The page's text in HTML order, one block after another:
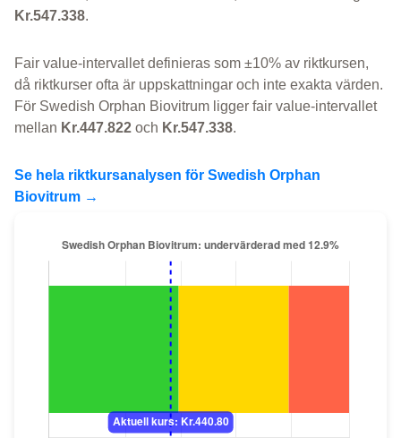
Kr.547.338.
Fair value-intervallet definieras som ±10% av riktkursen,
då riktkurser ofta är uppskattningar och inte exakta värden.
För Swedish Orphan Biovitrum ligger fair value-intervallet
mellan Kr.447.822 och Kr.547.338.
Se hela riktkursanalysen för Swedish Orphan
Biovitrum →